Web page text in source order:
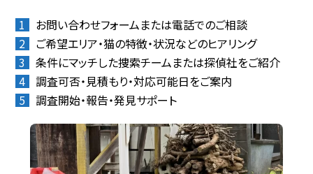
お問い合わせフォームまたは電話でのご相談
ご希望エリア・猫の特徴・状況などのヒアリング
条件にマッチした捜索チームまたは探偵社をご紹介
調査可否・見積もり・対応可能日をご案内
調査開始・報告・発見サポート